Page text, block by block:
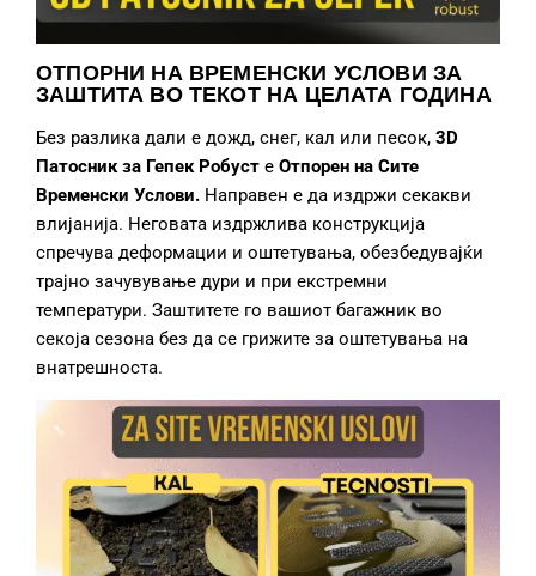
ОТПОРНИ НА ВРЕМЕНСКИ УСЛОВИ ЗА
ЗАШТИТА ВО ТЕКОТ НА ЦЕЛАТА ГОДИНА
Без разлика дали е дожд, снег, кал или песок, 3D
Патосник за Гепек Робуст е Отпорен на Сите
Временски Услови. Направен е да издржи секакви
влијанија. Неговата издржлива конструкција
спречува деформации и оштетувања, обезбедувајќи
трајно зачувување дури и при екстремни
температури. Заштитете го вашиот багажник во
секоја сезона без да се грижите за оштетувања на
внатрешноста.